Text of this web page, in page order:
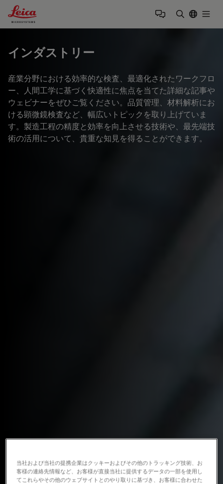
Leica Microsystems Logo
インダストリー
産業分野における効率的な検査、最適化されたワークフロ
ー、人間工学に基づく快適性に焦点を当てた詳細な記事や
ウェビナーをぜひご覧ください。品質管理、材料解析にお
ける顕微鏡検査など、幅広いトピックを取り上げていま
す。製造工程の精度と効率を向上させる技術や、最先端技
術の活用について、貴重な知見を得ることができます。
当社および当社の提携企業はクッキーおよびその他のトラッキング技術、お
客様の連絡先情報など、お客様が直接当社に提供するデータの一部を使用し
てこれらやその他のウェブサイトとのやり取りに基づき、お客様に合わせた